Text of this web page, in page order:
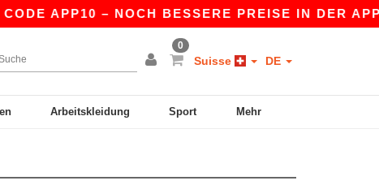
– NOCH BESSERE PREISE IN DER APP!|
0
Suisse DE
Arbeitskleidung Sport Mehr